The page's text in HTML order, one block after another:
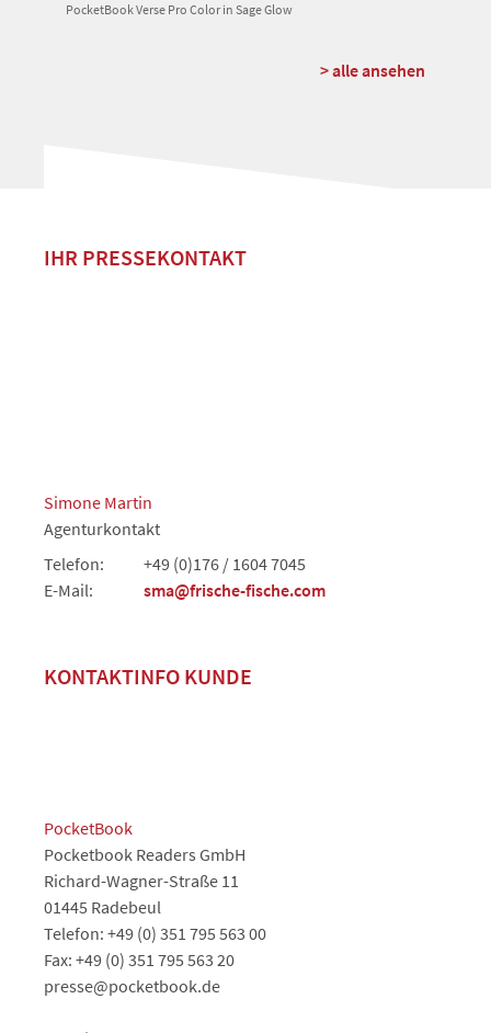
PocketBook Verse Pro Color in Sage Glow
> alle ansehen
IHR PRESSEKONTAKT
Simone Martin
Agenturkontakt
Telefon:
+49 (0)176 / 1604 7045
E-Mail:
sma@frische-fische.com
KONTAKTINFO KUNDE
PocketBook
Pocketbook Readers GmbH
Richard-Wagner-Straße 11
01445 Radebeul
Telefon: +49 (0) 351 795 563 00
Fax: +49 (0) 351 795 563 20
presse@pocketbook.de